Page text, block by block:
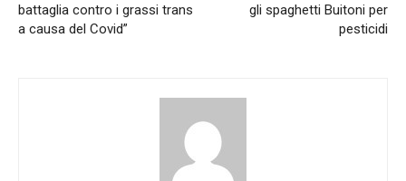
battaglia contro i grassi trans
a causa del Covid”
gli spaghetti Buitoni per
pesticidi